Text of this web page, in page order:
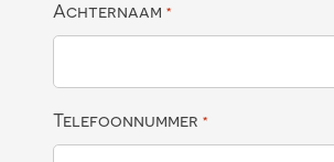
Achternaam *
Telefoonnummer *